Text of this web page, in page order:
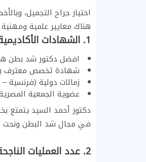
اختيار جراح التجميل،
هناك معايير علمية
1. الشهادات الأكاديمية والزمالات الدولية
افضل دكتور شد بطن
شهادة تخصص معترف
زمالات دولية (فرنسية
عضوية الجمعية
دكتور أحمد السيد يتمتع
في مجال شد البطن ونحت
2. عدد العمليات الناجحة (Case Load)